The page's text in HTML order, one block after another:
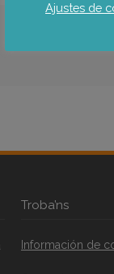
Troba’ns
Información de
Ajustes de